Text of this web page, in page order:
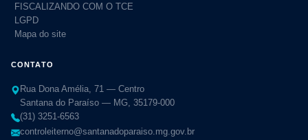
FISCALIZANDO COM O TCE
LGPD
Mapa do site
CONTATO
Rua Dona Amélia, 71 — Centro
Santana do Paraíso — MG, 35179-000
(31) 3251-6563
controleiterno@santanadoparaiso.mg.gov.br